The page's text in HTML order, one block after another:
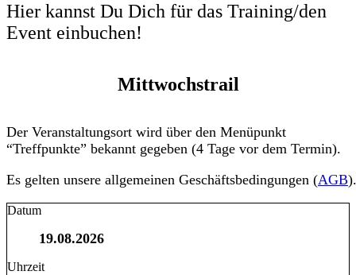
Hier kannst Du Dich für das Training/den
Event einbuchen!
Mittwochstrail
Der Veranstaltungsort wird über den Menüpunkt
“Treffpunkte” bekannt gegeben (4 Tage vor dem Termin).
Es gelten unsere allgemeinen Geschäftsbedingungen (AGB).
Datum
19.08.2026
Uhrzeit